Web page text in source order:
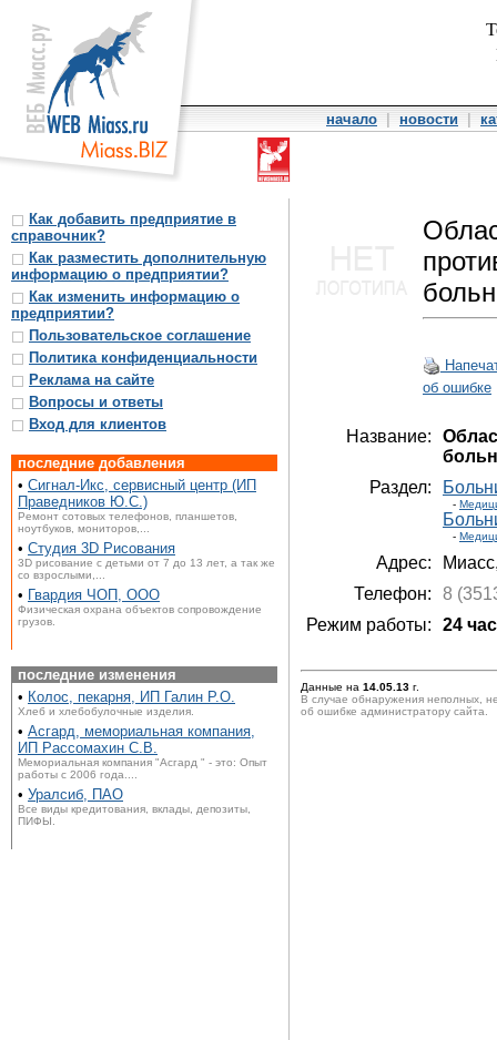
начало новости
Как добавить предприятие в
справочник?
Как разместить дополнительную
информацию о предприятии?
Как изменить информацию о
предприятии?
Пользовательское соглашение
Политика конфиденциальности
Реклама на сайте
Вопросы и ответы
Вход для клиентов
последние добавления
• Сигнал-Икс, сервисный центр (ИП
Праведников Ю.С.)
Ремонт сотовых телефонов, планшетов,
ноутбуков, мониторов,...
• Студия 3D Рисования
3D рисование с детьми от 7 до 13 лет, а так же
со взрослыми,...
• Гвардия ЧОП, ООО
Физическая охрана объектов сопровождение
грузов.
последние изменения
• Колос, пекарня, ИП Галин Р.О.
Хлеб и хлебобулочные изделия.
• Асгард, мемориальная компания,
ИП Рассомахин С.В.
Мемориальная компания "Асгард " - это: Опыт
работы с 2006 года....
• Уралсиб, ПАО
Все виды кредитования, вклады, депозиты,
ПИФЫ.
об ошибке
Название:
Раздел:
-
-
Адрес:
Телефон:
8
Режим работы:
24
Данные на 14.05.13 г.
В случае обнаружения неполных,
об ошибке администратору сайта.